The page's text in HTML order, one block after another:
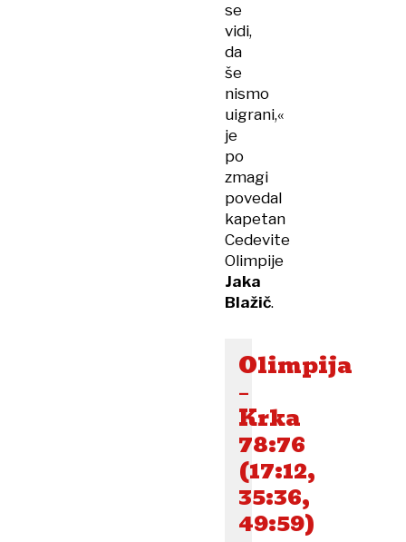
se
vidi,
da
še
nismo
uigrani,«
je
po
zmagi
povedal
kapetan
Cedevite
Olimpije
Jaka
Blažič.
Olimpija
–
Krka
78:76
(17:12,
35:36,
49:59)